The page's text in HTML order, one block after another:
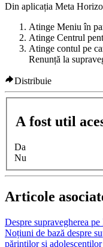
Din aplicația Meta
Atinge Meniu în
Atinge Centrul
Atinge contul pe
Renunță la
Distribuie
A fost util
Da
Nu
Articole
Despre supravegherea
Noțiuni de bază despre
părinților și adolescenților